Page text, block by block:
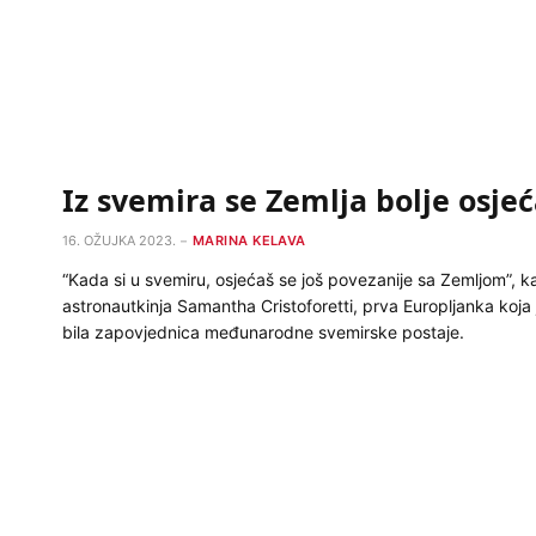
Iz svemira se Zemlja bolje
16. OŽUJKA 2023. MARINA KELAVA
“Kada si u svemiru, osjećaš se još povezanije sa Zemljom”,
astronautkinja Samantha Cristoforetti, prva Europljanka koja
bila zapovjednica međunarodne svemirske postaje.